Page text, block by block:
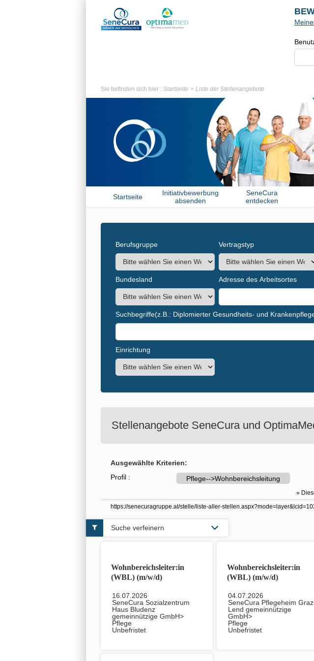
Sie befinden sich hier : Startseite Liste der Stellenangebote
Startseite
Initiativbewerbung
absenden
SeneCura
entdecken
Berufsgruppe Vertragstyp
Bundesland Adresse des Arbeitsortes
Suchbegriffe(z.B.: Diplomierter Gesundheits- und
Einrichtung
Stellenangebote SeneCura und
Ausgewählte Kriterien:
Profil :
Pflege-->Wohnbereichsleitung
»
https://senecuragruppe.at/stelle/liste-aller-
Wohnbereichsleiter:in
(WBL) (m/w/d)
16.07.2026
SeneCura Sozialzentrum
Haus Bludenz
gemeinnützige GmbH>
Pflege
Unbefristet
Wohnbereichsleiter:in
(WBL) (m/w/d)
04.07.2026
SeneCura Pflegeheim
Lend gemeinnützige
GmbH>
Pflege
Unbefristet
Suche verfeinern